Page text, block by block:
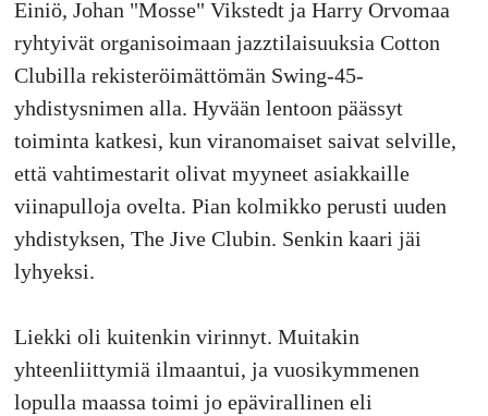
Einiö, Johan "Mosse" Vikstedt ja Harry Orvomaa
ryhtyivät organisoimaan jazztilaisuuksia Cotton
Clubilla rekisteröimättömän Swing-45-
yhdistysnimen alla. Hyvään lentoon päässyt
toiminta katkesi, kun viranomaiset saivat selville,
että vahtimestarit olivat myyneet asiakkaille
viinapulloja ovelta. Pian kolmikko perusti uuden
yhdistyksen, The Jive Clubin. Senkin kaari jäi
lyhyeksi.
Liekki oli kuitenkin virinnyt. Muitakin
yhteenliittymiä ilmaantui, ja vuosikymmenen
lopulla maassa toimi jo epävirallinen eli